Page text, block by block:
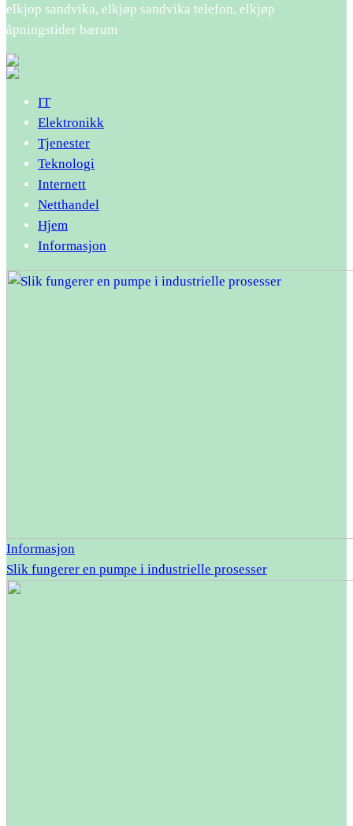
elkjop sandvika, elkjøp sandvika telefon, elkjøp
åpningstider bærum
IT
Elektronikk
Tjenester
Teknologi
Internett
Netthandel
Hjem
Informasjon
Informasjon
Slik fungerer en pumpe i industrielle prosesser